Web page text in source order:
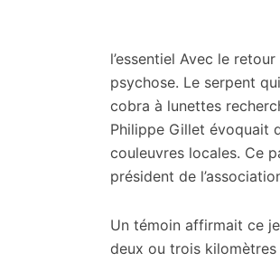
l’essentiel Avec le
psychose. Le serpent
cobra à lunettes
Philippe Gillet évoquait
couleuvres locales. Ce
président de
Un témoin affirmait ce
deux ou trois